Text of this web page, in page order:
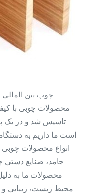
چوب بین
تاسیس شد و در یک
است.ما داريم يه
انواع محصولات
جامد، صنایع دستی
محصولات ما به
محیط زیست، زیبایی و